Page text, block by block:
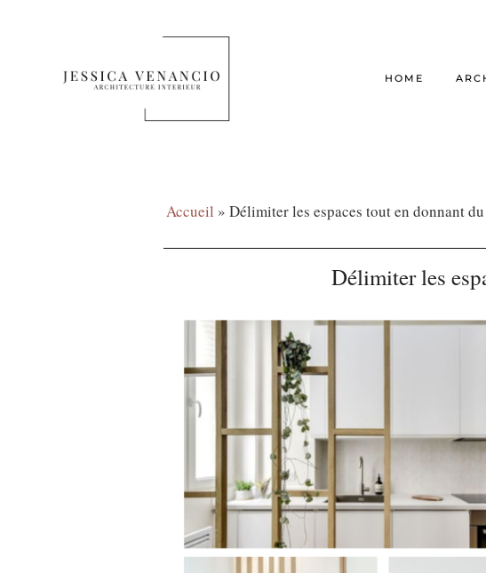
HOME
Accueil » Délimiter les espaces tout en donnant
Délimiter les